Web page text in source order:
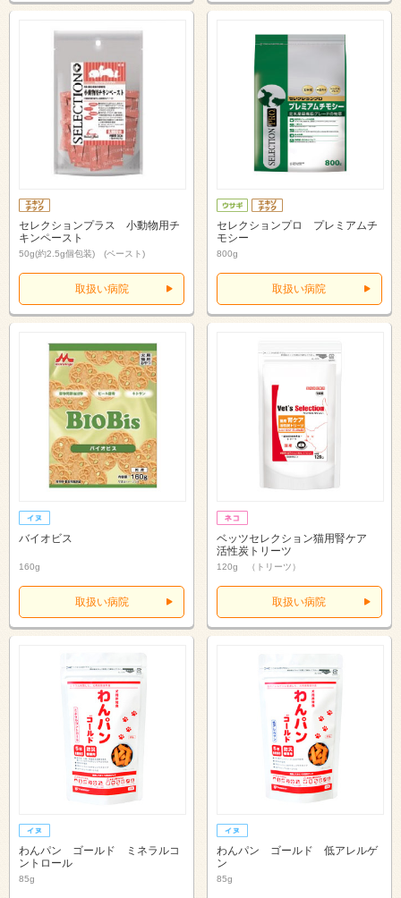
セレクションプラス 小動物用チ
キンペースト
50g(約2.5g個包装) (ペースト)
取扱い病院
セレクションプロ プレミアムチ
モシー
800g
取扱い病院
バイオビス
160g
取扱い病院
ベッツセレクション猫用腎ケア
活性炭トリーツ
120g （トリーツ）
取扱い病院
わんパン ゴールド ミネラルコ
ントロール
85g
わんパン ゴールド 低アレルゲ
ン
85g